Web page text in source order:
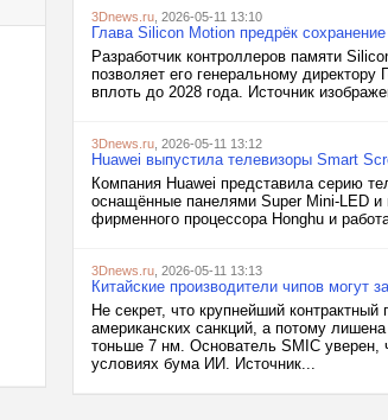
3Dnews.ru , 2026-05-11 13:10
Глава Silicon Motion предрёк
Разработчик контроллеров памяти
позволяет его генеральному
вплоть до 2028 года. Источник
3Dnews.ru , 2026-05-11 13:12
Huawei выпустила телевизоры Smart
Компания Huawei представила серию
оснащённые панелями Super Mini-LED
фирменного процессора Honghu и
3Dnews.ru , 2026-05-11 13:13
Китайские производители чипов могут
Не секрет, что крупнейший
американских санкций, а потому
тоньше 7 нм. Основатель SMIC уверен,
условиях бума ИИ. Источник...